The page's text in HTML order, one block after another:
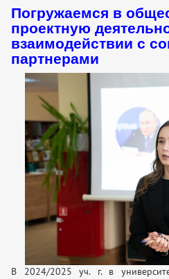
Погружаемся в
проектную
взаимодействии с
партнерами
В 2024/2025 уч. г. в